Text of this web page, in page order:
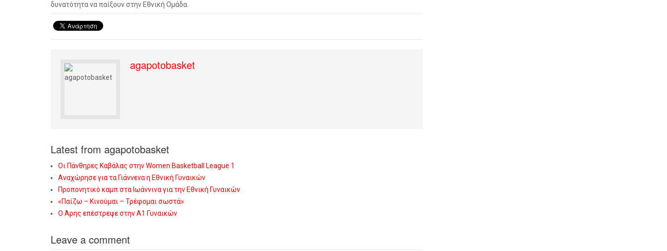
δυνατότητα να παίξουν στην Εθνική Ομάδα.
agapotobasket
Latest from agapotobasket
Οι Πάνθηρες Καβάλας στην Women Basketball League 1
Αναχώρησε για τα Γιάννενα η Εθνική Γυναικών
Προπονητικό καμπ στα Ιωάννινα για την Εθνική Γυναικών
«Παίζω – Κινούμαι – Τρέφομαι σωστά»
Ο Άρης επέστρεψε στην Α1 Γυναικών
Leave a comment